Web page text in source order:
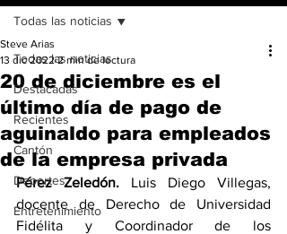
Todas las noticias
Destacadas
Recientes
Cantón
Deportes
Entretenimiento
Todas las noticias
20 de diciembre es el
último día de pago de
aguinaldo para empleados
de la empresa privada
Steve Arias
13 dic 2022 2 min de lectura
Pérez Zeledón. Luis Diego Villegas,
docente de Derecho de Universidad
Fidélita y Coordinador de los